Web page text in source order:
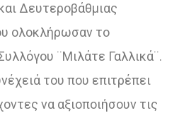
Δευτεροβάθμιας
ολοκλήρωσαν το
¨Μιλάτε Γαλλικά¨.
του που επιτρέπει
να αξιοποιήσουν τις